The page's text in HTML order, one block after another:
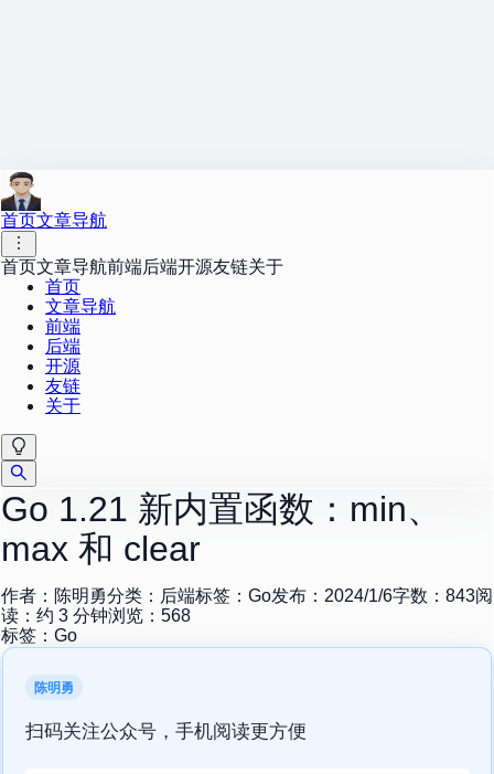
首页文章导航
首页文章导航前端后端开源友链关于
首页
文章导航
前端
后端
开源
友链
关于
Go 1.21 新内置函数：min、
max 和 clear
作者： 陈明勇分类： 后端标签： Go发布： 2024/1/6字数： 843阅
读：约 3 分钟浏览： 568
标签： Go
陈明勇
扫码关注公众号，手机阅读更方便